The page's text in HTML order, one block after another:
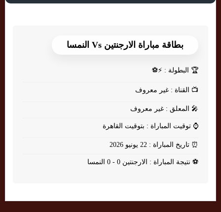
بطاقة مباراة الارجنتين Vs النمسا
🏆 البطولة : ⚡⚽
📺 القناة : غير معروف
🎤 المعلق : غير معروف
⌚ توقيت المباراة : بتوقيت القاهرة
⏰ تاريخ المباراة : 22 يونيو 2026
⚽ نتيجة المباراة : الارجنتين 0 - 0 النمسا